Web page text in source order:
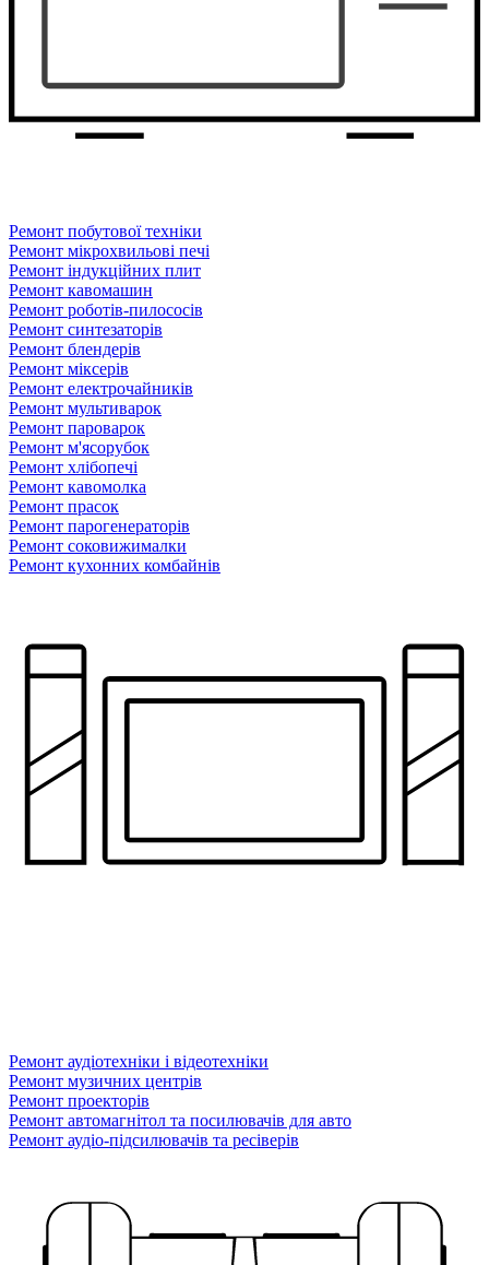
Ремонт побутової техніки
Ремонт мікрохвильові печі
Ремонт індукційних плит
Ремонт кавомашин
Ремонт роботів-пилососів
Ремонт синтезаторів
Ремонт блендерiв
Ремонт мiксерiв
Ремонт електрочайників
Ремонт мультиварок
Ремонт пароварок
Ремонт м'ясорубок
Ремонт хлiбопечi
Ремонт кавомолка
Ремонт прасок
Ремонт парогенераторiв
Ремонт соковижималки
Ремонт кухонних комбайнів
Ремонт аудіотехніки і відеотехніки
Ремонт музичних центрів
Ремонт проекторів
Ремонт автомагнітол та посилювачів для авто
Ремонт аудіо-підсилювачів та ресіверів